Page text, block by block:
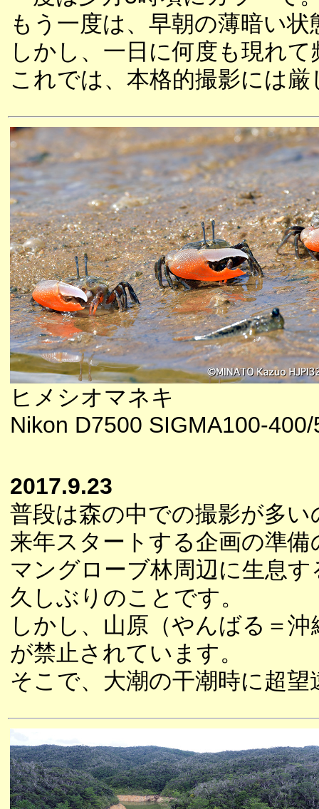
もう一度は、早朝の薄暗い
しかし、一日に何度も現れ
これでは、本格的撮影には
ヒメシオマネキ
Nikon D7500 SIGMA100-
2017.9.23
普段は森の中での撮影が多
来年スタートする企画の準
マングローブ林周辺に生息
久しぶりのことです。
しかし、山原（やんばる＝
が禁止されています。
そこで、大潮の干潮時に超